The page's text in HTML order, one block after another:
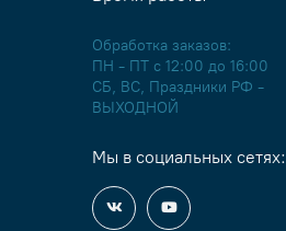
Обработка заказов:
ПН - ПТ с 12:00 до 16:00
СБ, ВС, Праздники РФ -
ВЫХОДНОЙ
Мы в социальных сетях: